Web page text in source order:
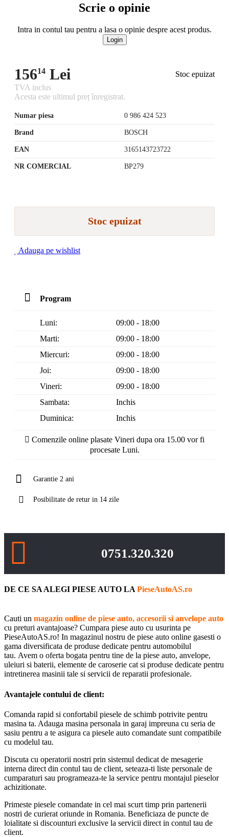
Scrie o opinie
Intra in contul tau pentru a lasa o opinie despre acest produs.
Login
15614 Lei
Stoc epuizat
TVA inclus
Acesta este ultimul preț înregistrat.
Numar piesa 0 986 424 523
Brand BOSCH
EAN 3165143723722
NR COMERCIAL BP279
Stoc epuizat
Adauga pe wishlist
Program
Luni:
09:00 - 18:00
Marti:
09:00 - 18:00
Miercuri:
09:00 - 18:00
Joi:
09:00 - 18:00
Vineri:
09:00 - 18:00
Sambata:
Inchis
Duminica:
Inchis
Comenzile online plasate Vineri dupa ora 15.00 vor fi
procesate Luni.
Garantie 2 ani
Posibilitate de retur in 14 zile
0751.320.320
DE CE SA ALEGI PIESE AUTO LA PieseAutoAS.ro
Cauti un magazin online de piese auto, accesorii si anvelope auto
cu preturi avantajoase? Cumpara piese auto cu usurinta pe
PieseAutoAS.ro! In magazinul nostru de piese auto online gasesti o
gama diversificata de produse dedicate pentru automobilul
tau. Avem o oferta bogata pentru tine de la piese auto, anvelope,
uleiuri si baterii, elemente de caroserie cat si produse dedicate pentru
intretinerea masinii tale si servicii de reparatii profesionale.
Avantajele contului de client:
Comanda rapid si confortabil piesele de schimb potrivite pentru
masina ta. Adauga masina personala in garaj impreuna cu seria de
sasiu pentru a te asigura ca piesele auto comandate sunt compatibile
cu modelul tau.
Discuta cu operatorii nostri prin sistemul dedicat de mesagerie
interna direct din contul tau de client, seteaza-ti liste personale de
cumparaturi sau programeaza-te la service pentru montajul pieselor
achizitionate.
Primeste piesele comandate in cel mai scurt timp prin partenerii
nostri de curierat oriunde in Romania. Beneficiaza de puncte de
loialitate si discounturi exclusive la servicii direct in contul tau de
client.